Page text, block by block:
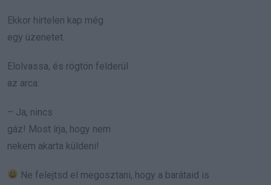
Ekkor hirtelen kap még
egy üzenetet.
Elolvassa, és rögtön felderül
az arca:
– Ja, nincs
gáz! Most írja, hogy nem
nekem akarta küldeni!
Ne felejtsd el megosztani, hogy a barátaid is